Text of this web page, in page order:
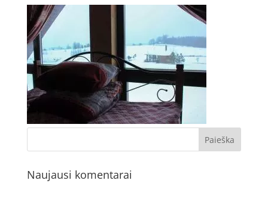
Naujausi komentarai